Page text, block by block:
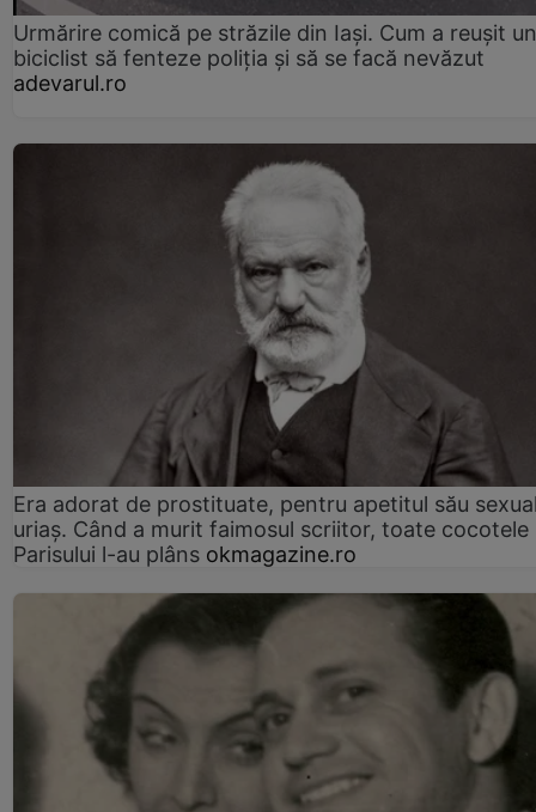
Urmărire comică pe străzile din Iași. Cum a reușit un
biciclist să fenteze poliția și să se facă nevăzut
adevarul.ro
Era adorat de prostituate, pentru apetitul său
uriaș. Când a murit faimosul scriitor, toate cocotele
Parisului l-au plâns okmagazine.ro